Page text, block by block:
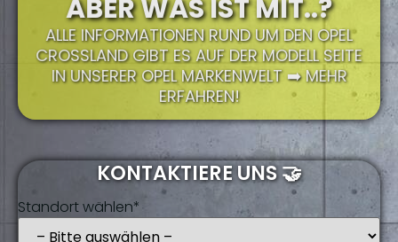
ABER WAS IST MIT..?
ALLE INFORMATIONEN RUND UM DEN OPEL
CROSSLAND GIBT ES AUF DER MODELL SEITE
IN UNSERER OPEL MARKENWELT ➡️ MEHR
ERFAHREN!
KONTAKTIERE UNS 🤝
Standort wählen*